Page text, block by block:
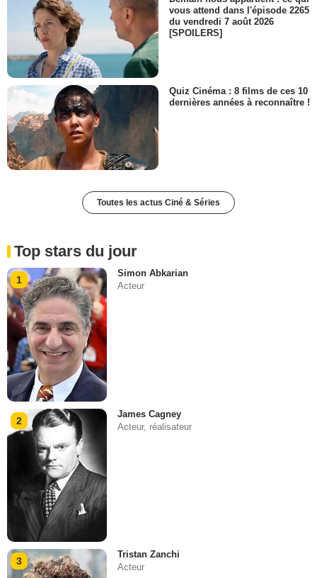
vous attend dans l'épisode 2265
du vendredi 7 août 2026
[SPOILERS]
Quiz Cinéma : 8 films de ces 10
dernières années à reconnaître !
Toutes les actus Ciné & Séries
Top stars du jour
1
Simon Abkarian
Acteur
2
James Cagney
Acteur, réalisateur
3
Tristan Zanchi
Acteur